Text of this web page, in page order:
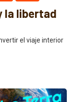
la libertad
el viaje interior